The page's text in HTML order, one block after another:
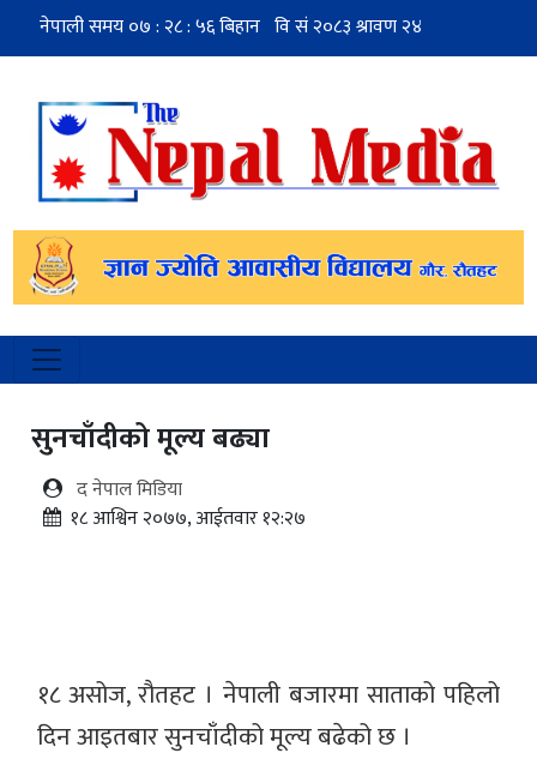
सुनचाँदीको मूल्य बढ्या
द नेपाल मिडिया
१८ आश्विन २०७७, आईतवार १२:२७
१८ असोज, रौतहट । नेपाली बजारमा साताको पहिलो
दिन आइतबार सुनचाँदीको मूल्य बढेको छ ।